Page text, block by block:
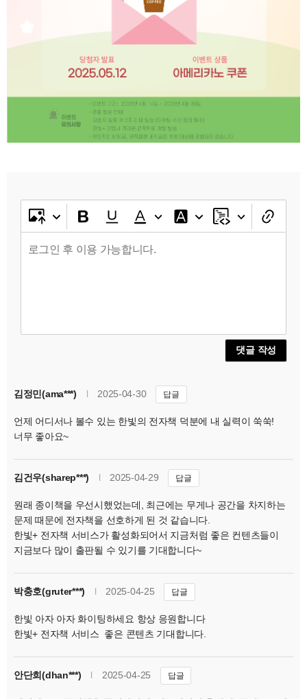
댓글 작성
김정민(ama***) l 2025-04-30 답글
언제 어디서나 볼수 있는 한빛의 전자책 덕분에 내 실력이 쑥쑥!
너무 좋아요~
김건우(sharep***) l 2025-04-29 답글
원래 종이책을 우선시했었는데, 최근에는 무게나 공간을 차지하는
문제 때문에 전자책을 선호하게 된 것 같습니다.
한빛+ 전자책 서비스가 활성화되어서 지금처럼 좋은 컨텐츠들이
지금보다 많이 출판될 수 있기를 기대합니다~
박충호(gruter***) l 2025-04-25 답글
한빛 아자 아자 화이팅하세요 항상 응원합니다
한빛+ 전자책 서비스 좋은 콘텐츠 기대합니다.
안단희(dhan***) l 2025-04-25 답글